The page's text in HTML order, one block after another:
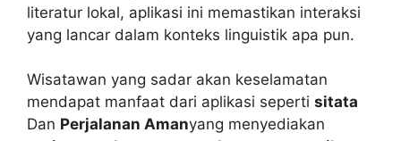
literatur lokal, aplikasi ini memastikan interaksi
yang lancar dalam konteks linguistik apa pun.
Wisatawan yang sadar akan keselamatan
mendapat manfaat dari aplikasi seperti sitata
Dan Perjalanan Amanyang menyediakan